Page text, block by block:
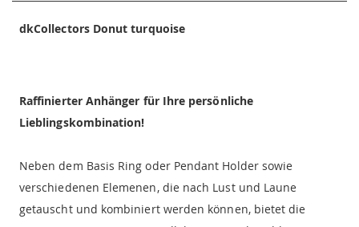
dkCollectors Donut turquoise
Raffinierter Anhänger für Ihre persönliche
Lieblingskombination!
Neben dem Basis Ring oder Pendant Holder sowie
verschiedenen Elemenen, die nach Lust und Laune
getauscht und kombiniert werden können, bietet die